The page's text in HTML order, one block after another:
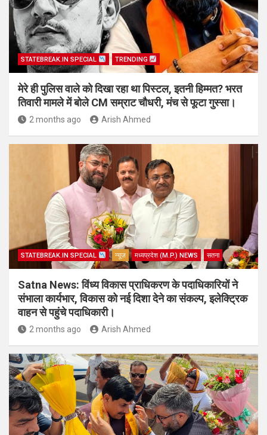
STATEBREAK.IN SPECIAL TRENDING
मेरे ही पुलिस वाले को दिखा रहा था पिस्टल, इतनी हिम्मत? भरत
तिवारी मामले में बोले CM सम्राट चौधरी, मंच से फूटा गुस्सा।
2 months ago Arish Ahmed
STATEBREAK.IN SPECIAL न्यूज़ मध्यप्रदेश (M.P.) NEWS सतना
Satna News: विंध्य विकास प्राधिकरण के पदाधिकारियों ने
संभाला कार्यभार, विकास को नई दिशा देने का संकल्प, इलेक्ट्रिक
वाहन से पहुंचे पदाधिकारी।
2 months ago Arish Ahmed